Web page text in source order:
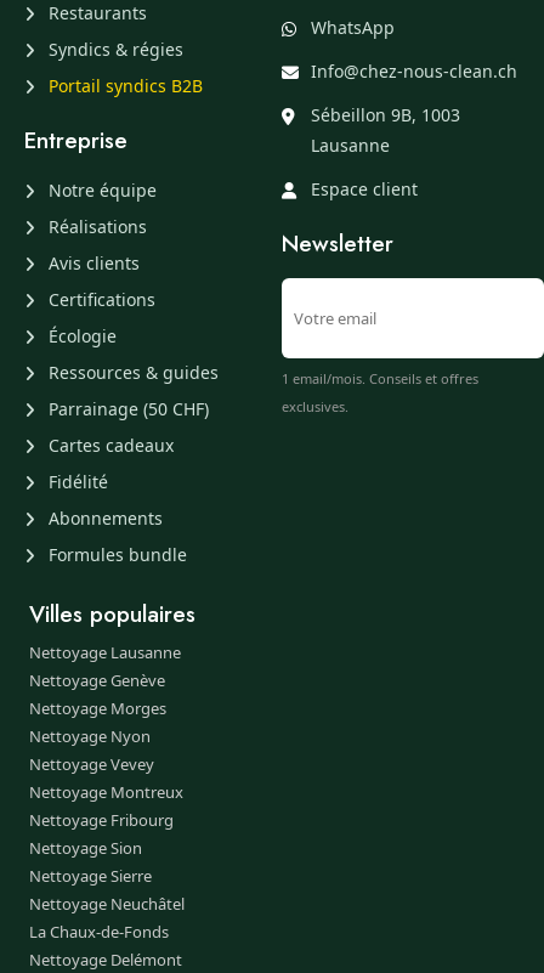
Restaurants
Syndics & régies
Portail syndics B2B
Entreprise
Notre équipe
Réalisations
Avis clients
Certifications
Écologie
Ressources & guides
Parrainage (50 CHF)
Cartes cadeaux
Fidélité
Abonnements
Formules bundle
WhatsApp
Info@chez-nous-clean.ch
Sébeillon 9B, 1003
Lausanne
Espace client
Newsletter
1 email/mois. Conseils et offres
exclusives.
Villes populaires
Nettoyage Lausanne
Nettoyage Genève
Nettoyage Morges
Nettoyage Nyon
Nettoyage Vevey
Nettoyage Montreux
Nettoyage Fribourg
Nettoyage Sion
Nettoyage Sierre
Nettoyage Neuchâtel
La Chaux-de-Fonds
Nettoyage Delémont